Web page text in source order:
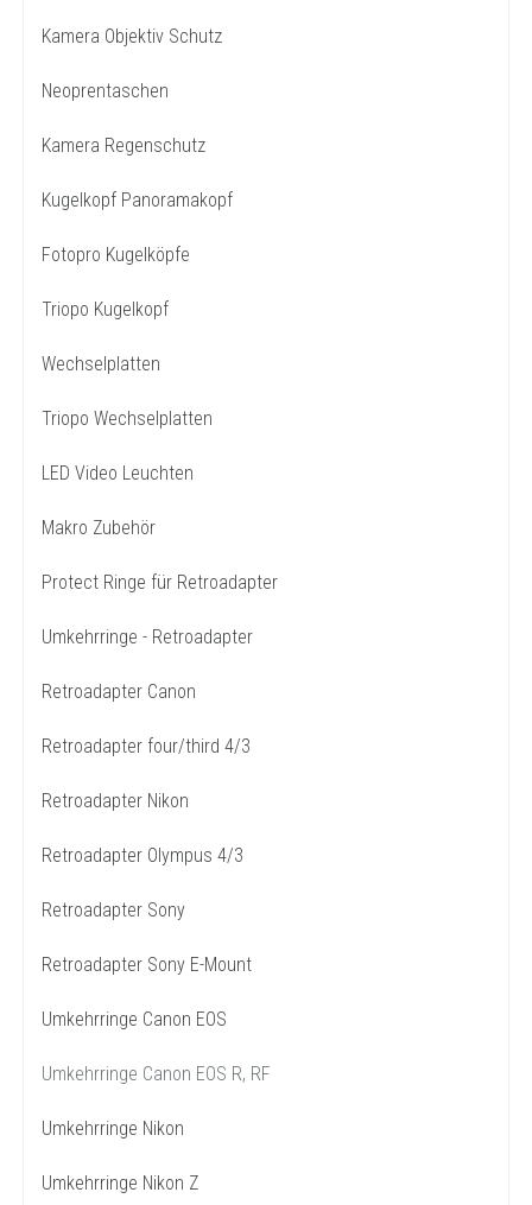
Kamera Objektiv Schutz
Neoprentaschen
Kamera Regenschutz
Kugelkopf Panoramakopf
Fotopro Kugelköpfe
Triopo Kugelkopf
Wechselplatten
Triopo Wechselplatten
LED Video Leuchten
Makro Zubehör
Protect Ringe für Retroadapter
Umkehrringe - Retroadapter
Retroadapter Canon
Retroadapter four/third 4/3
Retroadapter Nikon
Retroadapter Olympus 4/3
Retroadapter Sony
Retroadapter Sony E-Mount
Umkehrringe Canon EOS
Umkehrringe Canon EOS R, RF
Umkehrringe Nikon
Umkehrringe Nikon Z